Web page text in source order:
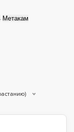
Метакам